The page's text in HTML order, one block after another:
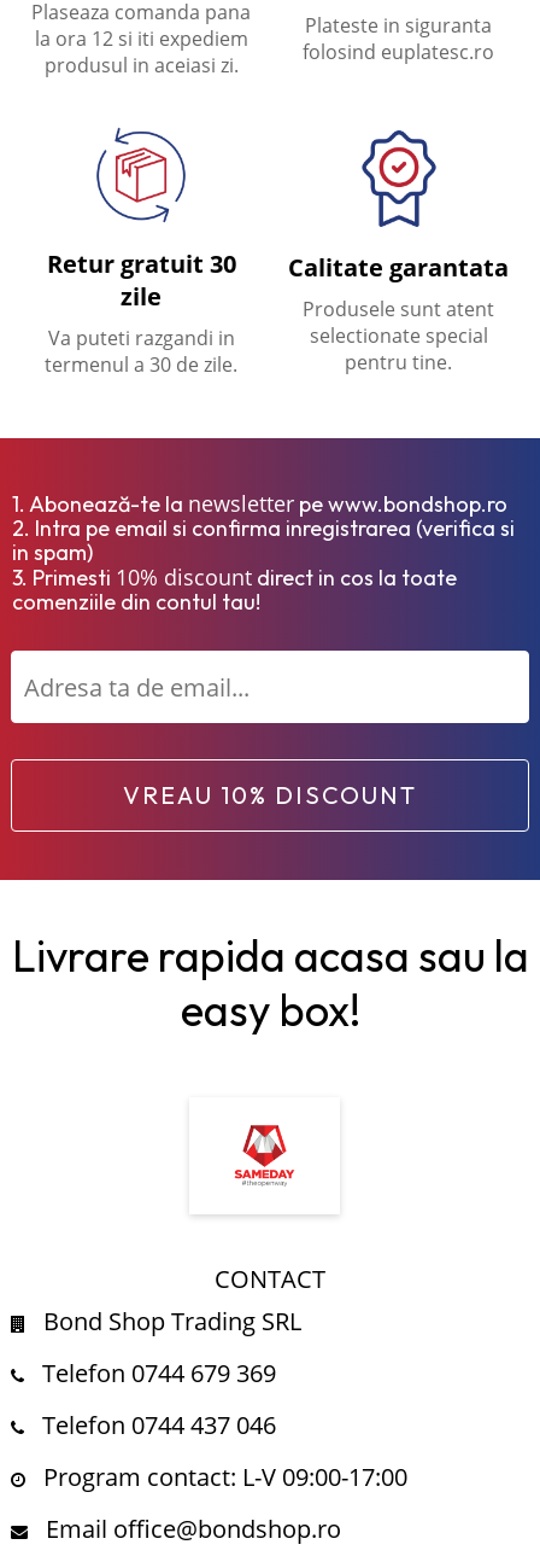
Plaseaza comanda pana
la ora 12 si iti expediem
produsul in aceiasi zi.
Plateste in siguranta
folosind euplatesc.ro
Retur gratuit 30
zile
Va puteti razgandi in
termenul a 30 de zile.
Calitate garantata
Produsele sunt atent
selectionate special
pentru tine.
1. Abonează-te la newsletter pe www.bondshop.ro
2. Intra pe email si confirma inregistrarea (verifica si
in spam)
3. Primesti 10% discount direct in cos la toate
comenziile din contul tau!
VREAU 10% DISCOUNT
Livrare rapida acasa sau la
easy box!
CONTACT
Bond Shop Trading SRL
Telefon 0744 679 369
Telefon 0744 437 046
Program contact: L-V 09:00-17:00
Email office@bondshop.ro